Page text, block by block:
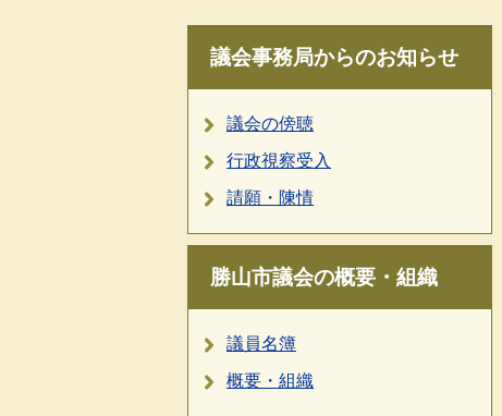
議会事務局からのお知らせ
議会の傍聴
行政視察受入
請願・陳情
勝山市議会の概要・組織
議員名簿
概要・組織